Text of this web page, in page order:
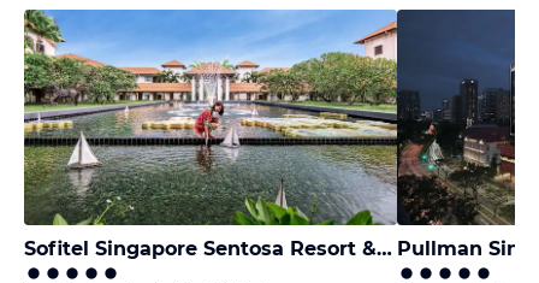
Sofitel Singapore Sentosa Resort & Spa Pullman